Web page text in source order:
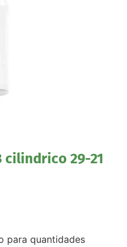
cilindrico 29-21
para quantidades